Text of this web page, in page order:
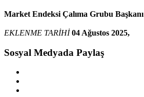
Market Endeksi Çalıma Grubu Başkanı
EKLENME TARİHİ 04 Ağustos 2025,
Sosyal Medyada Paylaş